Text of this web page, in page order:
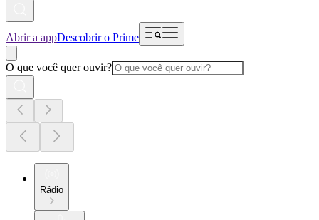
Abrir a appDescobrir o Prime
O que você quer ouvir?
Rádio